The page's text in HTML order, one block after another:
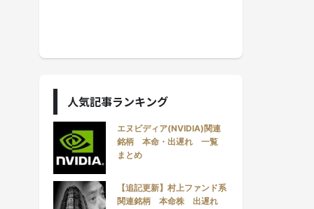
人気記事ランキング
エヌビディア(NVIDIA)関連
銘柄 本命・出遅れ 一覧
まとめ
【追記更新】村上ファンド系
関連銘柄 本命株 出遅れ